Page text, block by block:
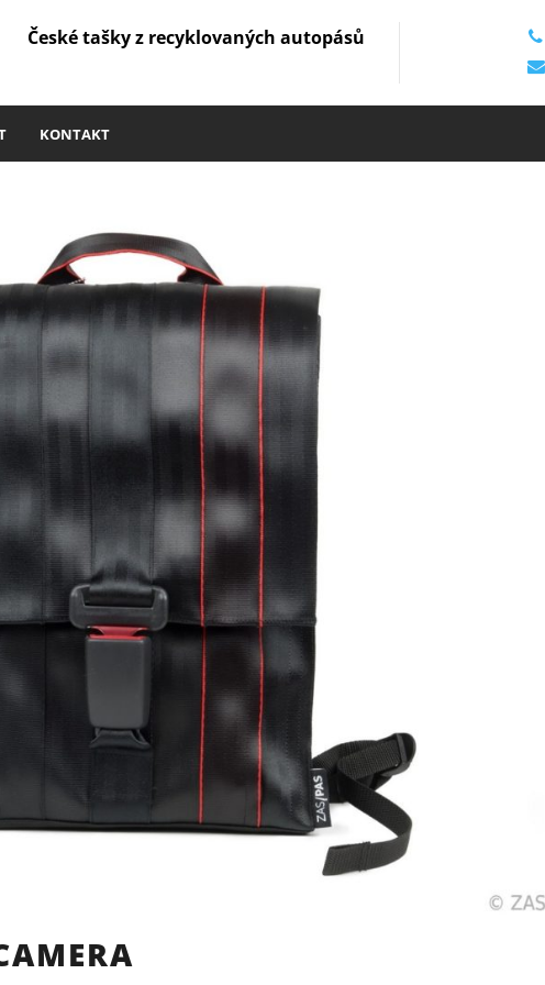
České tašky z recyklovaných autopásů
KONTAKT